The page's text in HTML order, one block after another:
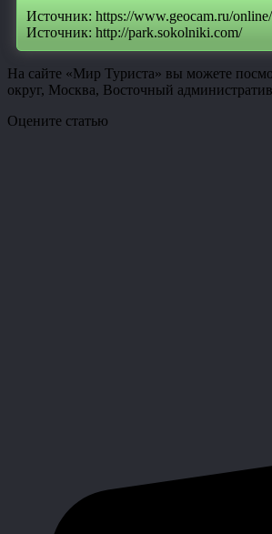
Источник: https://www.geocam.ru/
Источник: http://park.sokolniki.com/
На сайте «Мир Туриста» вы можете
округ, Москва, Восточный
Оцените статью